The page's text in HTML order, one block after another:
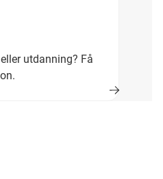
utdanning? Få